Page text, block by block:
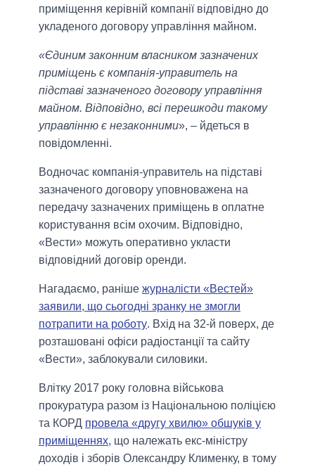
приміщення керівній компанії відповідно до
укладеного договору управління майном.
«Єдиним законним власником зазначених
приміщень є компанія-управитель на
підставі зазначеного договору управління
майном. Відповідно, всі перешкоди такому
управлінню є незаконними», – йдеться в
повідомленні.
Водночас компанія-управитель на підставі
зазначеного договору уповноважена на
передачу зазначених приміщень в оплатне
користування всім охочим. Відповідно,
«Вести» можуть оперативно укласти
відповідний договір оренди.
Нагадаємо, раніше журналісти «Вестей»
заявили, що сьогодні зранку не змогли
потрапити на роботу. Вхід на 32-й поверх, де
розташовані офіси радіостанції та сайту
«Вести», заблокували силовики.
Влітку 2017 року головна військова
прокуратура разом із Національною поліцією
та КОРД провела «другу хвилю» обшуків у
приміщеннях, що належать екс-міністру
доходів і зборів Олександру Клименку, в тому